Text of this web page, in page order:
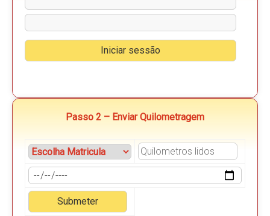
Passo 2 – Enviar Quilometragem